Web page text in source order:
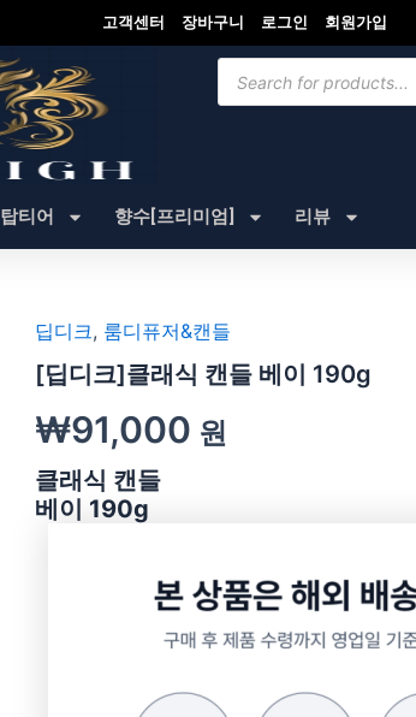
고객센터 장바구니 로그인 회원가입
search
탑티어 향수[프리미엄] 리뷰
딥디크, 룸디퓨저&캔들
[딥디크]클래식 캔들 베이 190g
₩91,000 원
클래식 캔들
베이 190g